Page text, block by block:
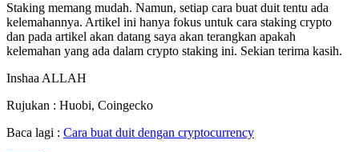
Staking memang mudah. Namun, setiap cara buat duit tentu ada
kelemahannya. Artikel ini hanya fokus untuk cara staking crypto
dan pada artikel akan datang saya akan terangkan apakah
kelemahan yang ada dalam crypto staking ini. Sekian terima kasih.
Inshaa ALLAH
Rujukan : Huobi, Coingecko
Baca lagi : Cara buat duit dengan cryptocurrency